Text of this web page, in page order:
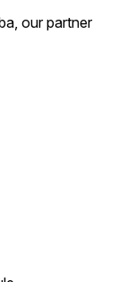
our partner